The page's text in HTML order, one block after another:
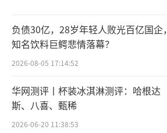
负债30亿，28岁年轻人败光百亿国企，
知名饮料巨鳄悲情落幕？
2026-08-05 17:14:52
华网测评丨杯装冰淇淋测评：哈根达
斯、八喜、甄稀
2026-06-20 11:38:53